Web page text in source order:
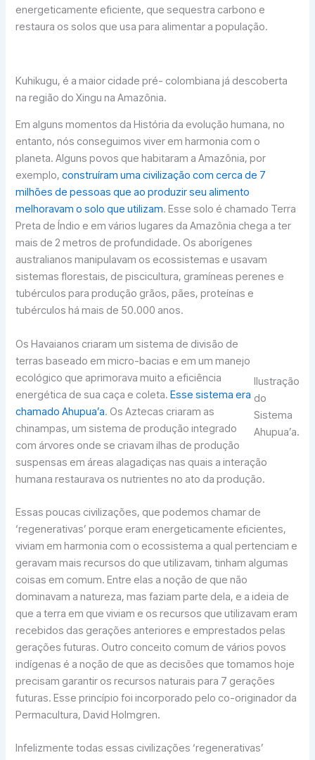
energeticamente eficiente, que sequestra carbono e
restaura os solos que usa para alimentar a população.
Kuhikugu, é a maior cidade pré- colombiana já descoberta
na região do Xingu na Amazônia.
Em alguns momentos da História da evolução humana, no
entanto, nós conseguimos viver em harmonia com o
planeta. Alguns povos que habitaram a Amazônia, por
exemplo,construíram uma civilização com cerca de 7
milhões de pessoas que ao produzir seu alimento
melhoravam o solo que utilizam. Esse solo é chamado Terra
Preta de Índio e em vários lugares da Amazônia chega a ter
mais de 2 metros de profundidade. Os aborígenes
australianos manipulavam os ecossistemas e usavam
sistemas florestais, de piscicultura, gramíneas perenes e
tubérculos para produção grãos, pães, proteínas e
tubérculos há mais de 50.000 anos.
Ilustração
do
Sistema
Ahupua’a.
Os Havaianos criaram um sistema de divisão de
terras baseado em micro-bacias e em um manejo
ecológico que aprimorava muito a eficiência
energética de sua caça e coleta.Esse sistema era
chamado Ahupua’a. Os Aztecas criaram as
chinampas, um sistema de produção integrado
com árvores onde se criavam ilhas de produção
suspensas em áreas alagadiças nas quais a interação
humana restaurava os nutrientes no ato da produção.
Essas poucas civilizações, que podemos chamar de
‘regenerativas’ porque eram energeticamente eficientes,
viviam em harmonia com o ecossistema a qual pertenciam e
geravam mais recursos do que utilizavam, tinham algumas
coisas em comum. Entre elas a noção de que não
dominavam a natureza, mas faziam parte dela, e a ideia de
que a terra em que viviam e os recursos que utilizavam eram
recebidos das gerações anteriores e emprestados pelas
gerações futuras. Outro conceito comum de vários povos
indígenas é a noção de que as decisões que tomamos hoje
precisam garantir os recursos naturais para 7 gerações
futuras. Esse princípio foi incorporado pelo co-originador da
Permacultura, David Holmgren.
Infelizmente todas essas civilizações ‘regenerativas’